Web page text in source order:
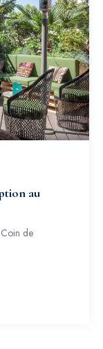
au
de